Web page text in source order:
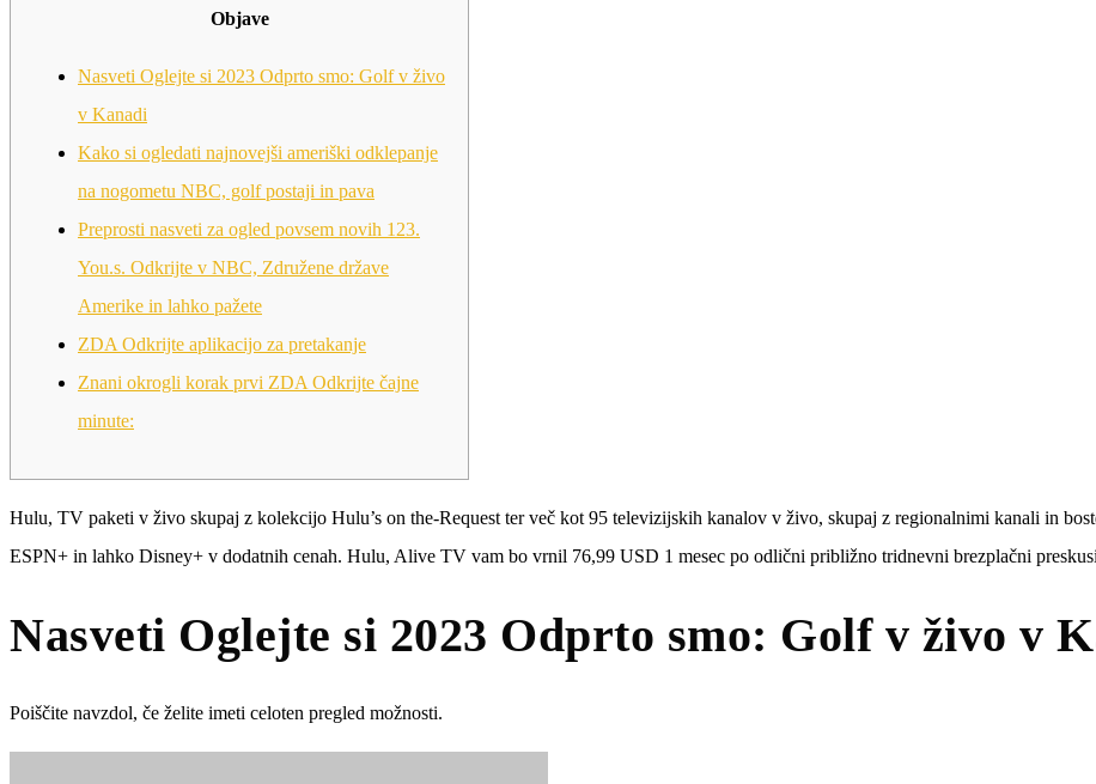
Objave
Nasveti Oglejte si 2023 Odprto smo: Golf v živo
v Kanadi
Kako si ogledati najnovejši ameriški odklepanje
na nogometu NBC, golf postaji in pava
Preprosti nasveti za ogled povsem novih 123.
You.s. Odkrijte v NBC, Združene države
Amerike in lahko pažete
ZDA Odkrijte aplikacijo za pretakanje
Znani okrogli korak prvi ZDA Odkrijte čajne
minute:
Hulu, TV paketi v živo skupaj z kolekcijo Hulu’s on the-Request ter več kot 95 televizijskih kanalov v živo, skupaj z regionalnimi kanali in
ESPN+ in lahko Disney+ v dodatnih cenah. Hulu, Alive TV vam bo vrnil 76,99 USD 1 mesec po odlični približno tridnevni brezplačni
Nasveti Oglejte si 2023 Odprto smo: Golf v živo v
Poiščite navzdol, če želite imeti celoten pregled možnosti.